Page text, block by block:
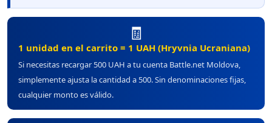
🧾
1 unidad en el carrito = 1 UAH (Hryvnia Ucraniana)
Si necesitas recargar 500 UAH a tu cuenta Battle.net Moldova,
simplemente ajusta la cantidad a 500. Sin denominaciones fijas,
cualquier monto es válido.